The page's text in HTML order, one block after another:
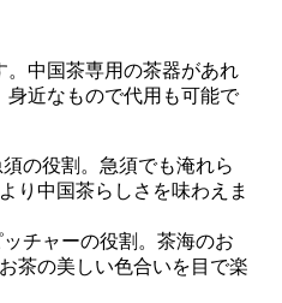
。中国茶専用の茶器があれ
身近なもので代用も可能で
須の役割。急須でも淹れら
り中国茶らしさを味わえま
ッチャーの役割。茶海のお
茶の美しい色合いを目で楽